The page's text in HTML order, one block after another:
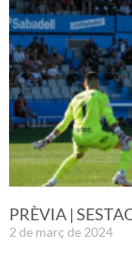
PRÈVIA |
2 de març de 2024